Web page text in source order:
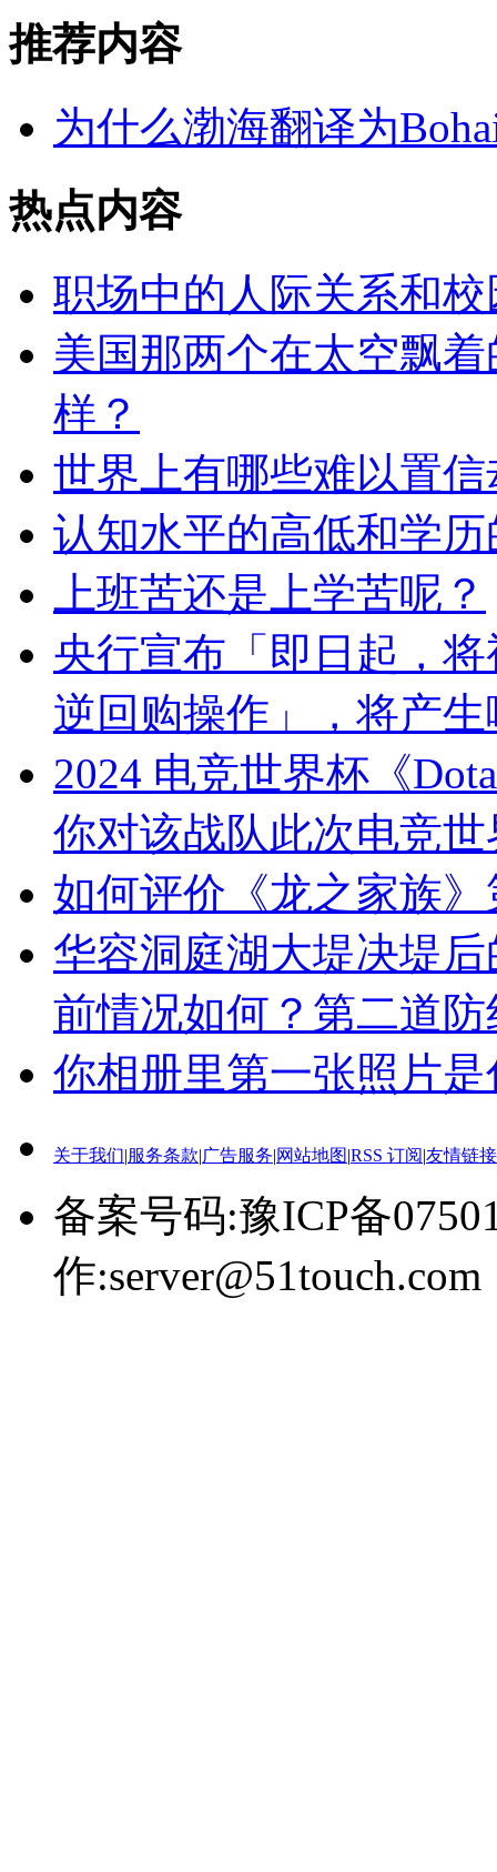
推荐内容
为什么渤海翻译为
热点内容
职场中的人际关系和
美国那两个在太空飘
样？
世界上有哪些难以置
认知水平的高低和学
上班苦还是上学苦呢？
央行宣布「即日起，
逆回购操作」，将产
2024 电竞世界杯《
你对该战队此次电竞
如何评价《龙之家族》
华容洞庭湖大堤决堤
前情况如何？第二道
你相册里第一张照片
关于我们|服务条款|广告服务|网站地图|RSS 订阅|友情链接
备案号码:豫ICP备
作:server@51touch.com